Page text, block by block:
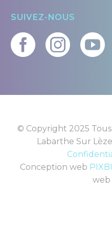
SUIVEZ-NOUS
© Copyright 2025
Labarthe Sur Lèze
Conception web
web